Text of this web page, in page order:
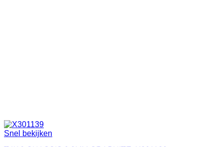
Snel bekijken